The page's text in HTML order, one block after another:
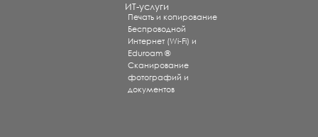
ИТ-услуги
Печать и копирование
Беспроводной
Интернет (Wi-Fi) и
Eduroam ®
Сканирование
фотографий и
документов